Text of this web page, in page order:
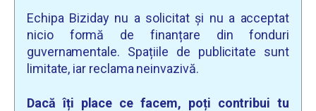
Echipa Biziday nu a solicitat și nu a acceptat
nicio formă de finanțare din fonduri
guvernamentale. Spațiile de publicitate sunt
limitate, iar reclama neinvazivă.
Dacă îți place ce facem, poți contribui tu